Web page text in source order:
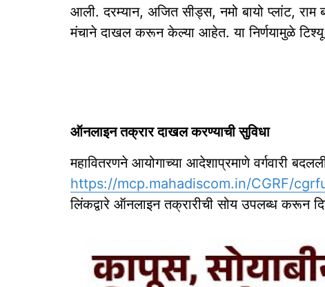
आली. दरम्यान, अजित सीड्स, नमो बायो प्लांट, राम
मंचाने दाखल करून केल्या आहेत. या निर्णयामुळे टिश्यू
ऑनलाइन तक्रार दाखल करण्याची सुविधा
महावितरणने आयोगाच्या आदेशाप्रमाणे वर्गवारी
https://mcp.mahadiscom.in/CGRF/
लिंकद्वारे ऑनलाइन तक्रारीची सोय उपलब्ध करून